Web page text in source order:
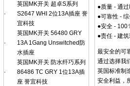
·
英国MK开关 超卓S系列
S2647 WHI 2位13A插座 誉
宜科技
·
英国MK开关 56480 GRY
13A 1Gang Unswitched防
水插座
·
英国MK开关 防水纤巧系列
86486 TC GRY 1位13A插
座 誉宜科技
●质量 - 通
●可靠性 -
●安全 - 100
●责任 - 建
最安全的可
通过选择我
英国标准制
安全利益，